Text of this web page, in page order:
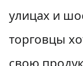
улицах и
торговцы